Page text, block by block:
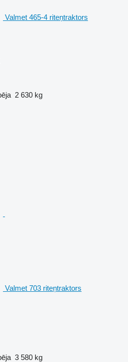
Valmet 465-4 riteņtraktors
2 630 kg
Valmet 703 riteņtraktors
3 580 kg